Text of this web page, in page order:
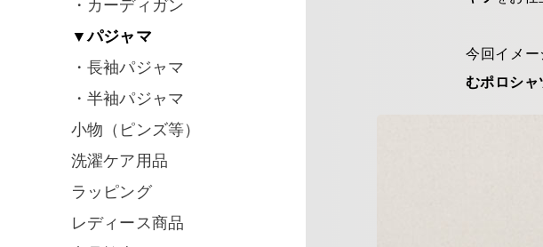
・カーディガン
▼パジャマ
・長袖パジャマ
・半袖パジャマ
小物（ピンズ等）
洗濯ケア用品
ラッピング
レディース商品
今回イメ
むポロシャ